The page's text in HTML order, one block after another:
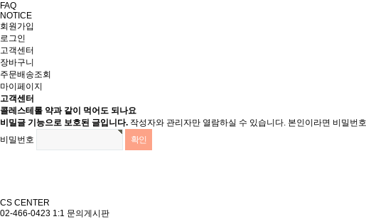
FAQ
NOTICE
회원가입
로그인
고객센터
장바구니
주문배송조회
마이페이지
고객센터
콜레스테롤 약과 같이 먹어도 되나요
비밀글 기능으로 보호된 글입니다. 작성자와 관리자만 열람하실 수 있습니다. 본인이라면 비밀번
비밀번호
CS CENTER
02-466-0423 1:1 문의게시판